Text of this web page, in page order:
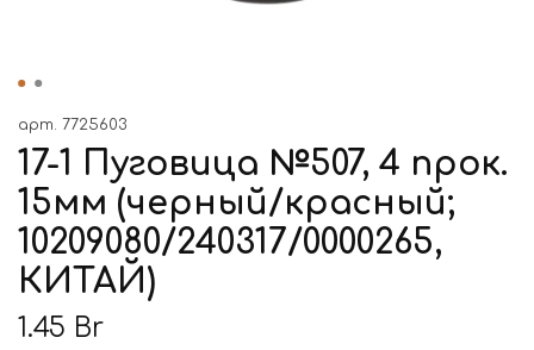
арт. 7725603
17-1 Пуговица №507, 4 прок.
15мм (черный/красный;
10209080/240317/0000265,
КИТАЙ)
1.45 Br